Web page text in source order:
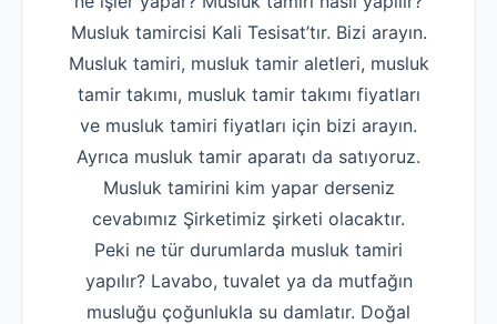
Musluk tamircisi Kali Tesisat’tır. Bizi arayın.
Musluk tamiri, musluk tamir aletleri, musluk
tamir takımı, musluk tamir takımı fiyatları
ve musluk tamiri fiyatları için bizi arayın.
Ayrıca musluk tamir aparatı da satıyoruz.
Musluk tamirini kim yapar derseniz
cevabımız Şirketimiz şirketi olacaktır.
Peki ne tür durumlarda musluk tamiri
yapılır? Lavabo, tuvalet ya da mutfağın
musluğu çoğunlukla su damlatır. Doğal